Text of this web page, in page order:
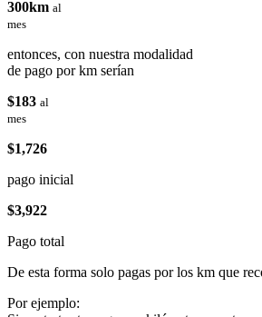
300km al
mes
entonces, con nuestra modalidad
de pago por km serían
$183 al
mes
$1,726
pago inicial
$3,922
Pago total
De esta forma solo pagas por los km que
Por ejemplo: